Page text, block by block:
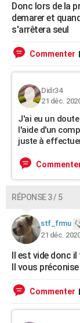
Donc lors de la
demarer et
s'arrêtera seul
Commenter
Didr34
21 déc.
J'ai eu un
l'aide d'un
juste à
RÉPONSE 3 / 5
stf_frmu
21 déc.
Il est vide donc
Il vous
Commenter